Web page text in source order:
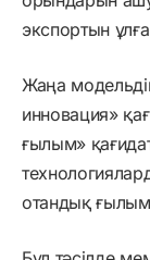
экспортын
Жаңа
инновация»
ғылым»
отандық